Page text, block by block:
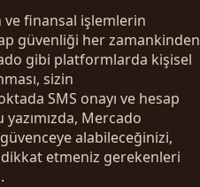
ve finansal işlemlerin
güvenliği her zamankinden
gibi platformlarda kişisel
sizin
SMS onayı ve hesap
Mercado
güvenceye alabileceğinizi,
etmeniz gerekenleri